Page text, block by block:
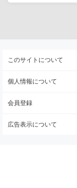
このサイトについて
個人情報について
会員登録
広告表示について